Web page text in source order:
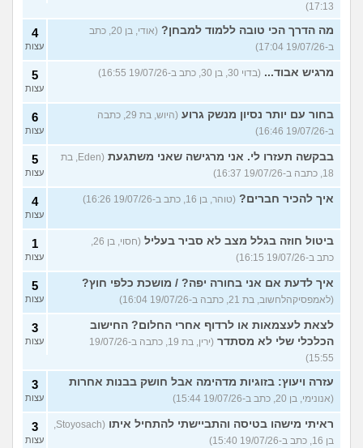
17:13)
מה הדרך הכי טובה ללמוד למבחן?
(אודי, בן 20, כתב
ב-19/07/26 17:04)
4
עצות
מרגיש אבוד... (בדוי 30, בן 30, כתב ב-19/07/26 16:55) 5
עצות
בחור עם יותר נסיון מנשק גרוע
(היוש, בת 29, כתבה
ב-19/07/26 16:46)
6
עצות
בבקשה תעזרו לי. אני מרגישה שאני משתגעת
(Eden, בת
18, כתבה ב-19/07/26 16:37)
5
עצות
איך להכיר חברים? (טוהר, בן 16, כתב ב-19/07/26 16:26) 4
עצות
ביטול חוזה בגלל מצב לא סביר בעליל
(חסוי, בן 26,
כתב ב-19/07/26 16:15)
1
עצות
איך לדעת אם אני בחורה יפה? / מושכת כלפי חוץ?
(לאמפסיקהלחשוב, בת 21, כתבה ב-19/07/26 16:04)
5
עצות
לצאת לעצמאות או לרדוף אחרי החלום? החישוב
הכלכלי שלי לא מסתדר
(ירין, בת 19, כתבה ב-19/07/26
15:55)
3
עצות
עזרה ויעוץ: בזוגיות מדהימה אבל חושק בבנות אחרות
(אנונימי, בן 20, כתב ב-19/07/26 15:44)
3
עצות
ראיתי מישהו בטיסה והתביישתי להתחיל איתו
(Stoyosach,
בן 16, כתב ב-19/07/26 15:40)
3
עצות